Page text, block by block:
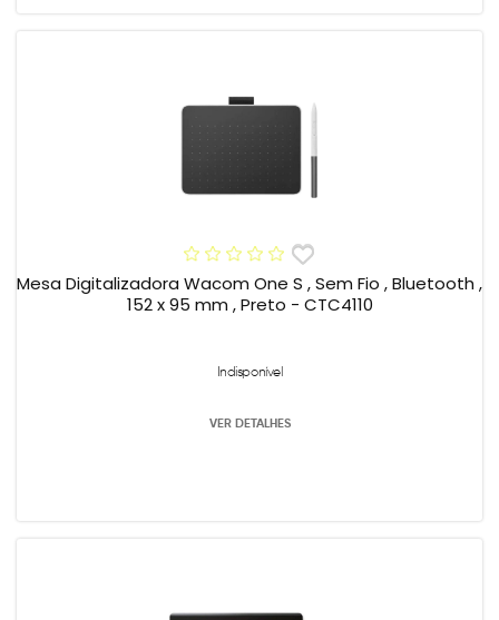
Mesa Digitalizadora Wacom One S , Sem Fio , Bluetooth ,
152 x 95 mm , Preto - CTC4110
Indisponível
VER DETALHES